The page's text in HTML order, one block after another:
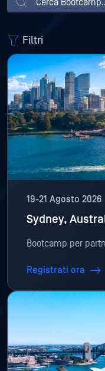
Filtri
19-21 Agosto 2026
Sydney,
Bootcamp per
Registrati ora